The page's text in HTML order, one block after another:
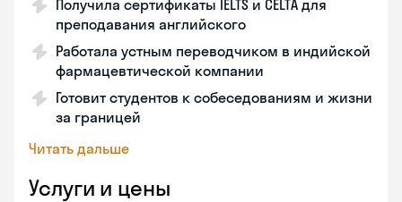
Получила сертификаты IELTS и CELTA для
преподавания английского
Работала устным переводчиком в индийской
фармацевтической компании
Готовит студентов к собеседованиям и жизни
за границей
Читать дальше
Услуги и цены